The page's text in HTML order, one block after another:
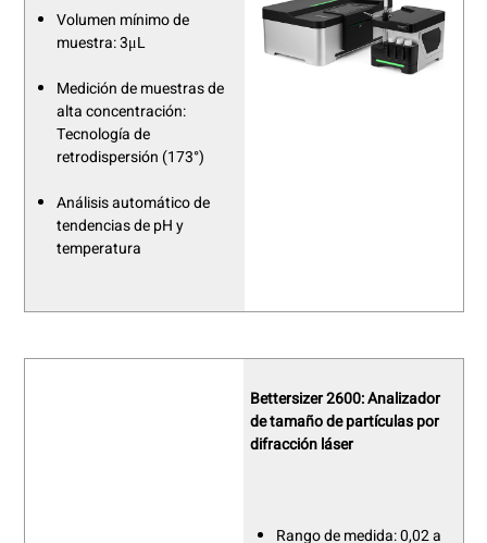
Volumen mínimo de
muestra: 3μL
Medición de muestras de
alta concentración:
Tecnología de
retrodispersión (173°)
Análisis automático de
tendencias de pH y
temperatura
Bettersizer 2600: Analizador
de tamaño de partículas por
difracción láser
Rango de medida: 0,02 a